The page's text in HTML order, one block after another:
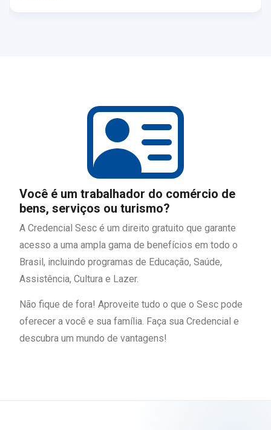
Você é um trabalhador do comércio de
bens, serviços ou turismo?
A Credencial Sesc é um direito gratuito que garante
acesso a uma ampla gama de benefícios em todo o
Brasil, incluindo programas de Educação, Saúde,
Assistência, Cultura e Lazer.
Não fique de fora! Aproveite tudo o que o Sesc pode
oferecer a você e sua família. Faça sua Credencial e
descubra um mundo de vantagens!